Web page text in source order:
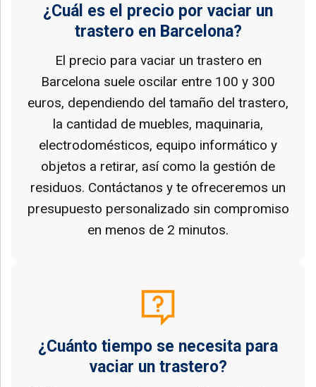
¿Cuál es el precio por vaciar un
trastero en Barcelona?
El precio para vaciar un trastero en
Barcelona suele oscilar entre 100 y 300
euros, dependiendo del tamaño del trastero,
la cantidad de muebles, maquinaria,
electrodomésticos, equipo informático y
objetos a retirar, así como la gestión de
residuos. Contáctanos y te ofreceremos un
presupuesto personalizado sin compromiso
en menos de 2 minutos.
¿Cuánto tiempo se necesita para
vaciar un trastero?